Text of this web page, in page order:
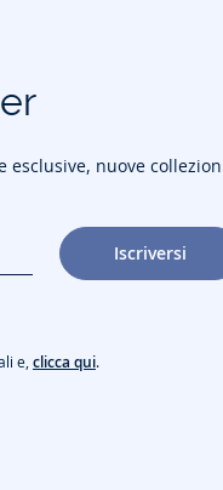
nuove
Iscriversi
e,clicca qui.